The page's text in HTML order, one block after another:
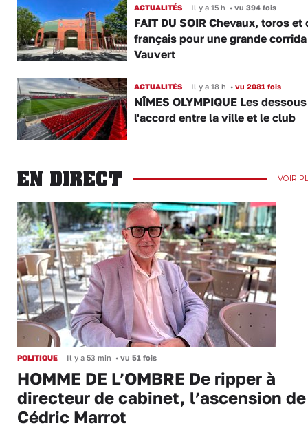
ACTUALITÉS Il y a 15 h •vu 394 fois
FAIT DU SOIR Chevaux, toros et
français pour une grande corrida
Vauvert
ACTUALITÉS Il y a 18 h •vu 2081 fois
NÎMES OLYMPIQUE Les
l'accord entre la ville et le club
EN DIRECT VOIR
POLITIQUE Il y a 53 min • vu 51 fois
HOMME DE L’OMBRE De ripper à
directeur de cabinet, l’ascension de
Cédric Marrot